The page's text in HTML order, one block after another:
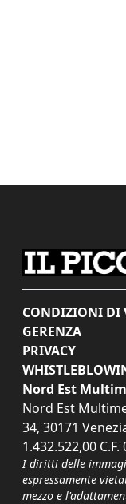
CONDIZIONI DI
GERENZA
PRIVACY
Nord Est
Nord Est
34, 30171
1.432.522,00
I diritti delle
espressamente
mezzo e